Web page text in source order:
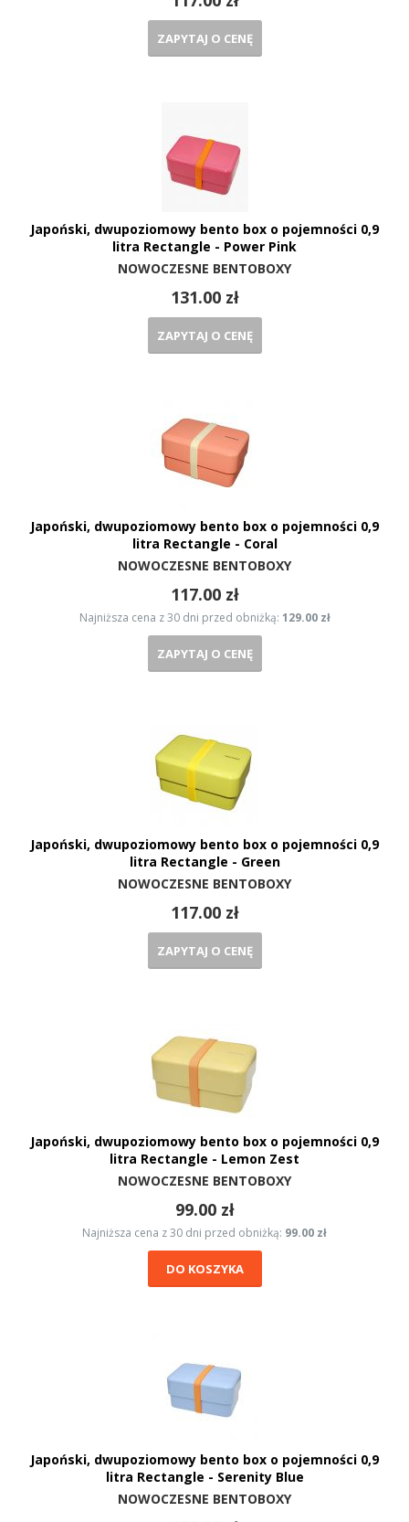
ZAPYTAJ O CENĘ
Japoński, dwupoziomowy bento box o pojemności 0,9
litra Rectangle - Power Pink
NOWOCZESNE BENTOBOXY
131.00 zł
ZAPYTAJ O CENĘ
Japoński, dwupoziomowy bento box o pojemności 0,9
litra Rectangle - Coral
NOWOCZESNE BENTOBOXY
117.00 zł
Najniższa cena z 30 dni przed obniżką: 129.00 zł
ZAPYTAJ O CENĘ
Japoński, dwupoziomowy bento box o pojemności 0,9
litra Rectangle - Green
NOWOCZESNE BENTOBOXY
117.00 zł
ZAPYTAJ O CENĘ
Japoński, dwupoziomowy bento box o pojemności 0,9
litra Rectangle - Lemon Zest
NOWOCZESNE BENTOBOXY
99.00 zł
Najniższa cena z 30 dni przed obniżką: 99.00 zł
DO KOSZYKA
Japoński, dwupoziomowy bento box o pojemności 0,9
litra Rectangle - Serenity Blue
NOWOCZESNE BENTOBOXY